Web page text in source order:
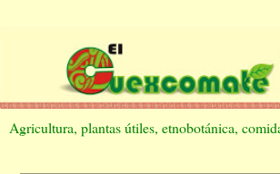
Agricultura, plantas útiles, etnobotánica,